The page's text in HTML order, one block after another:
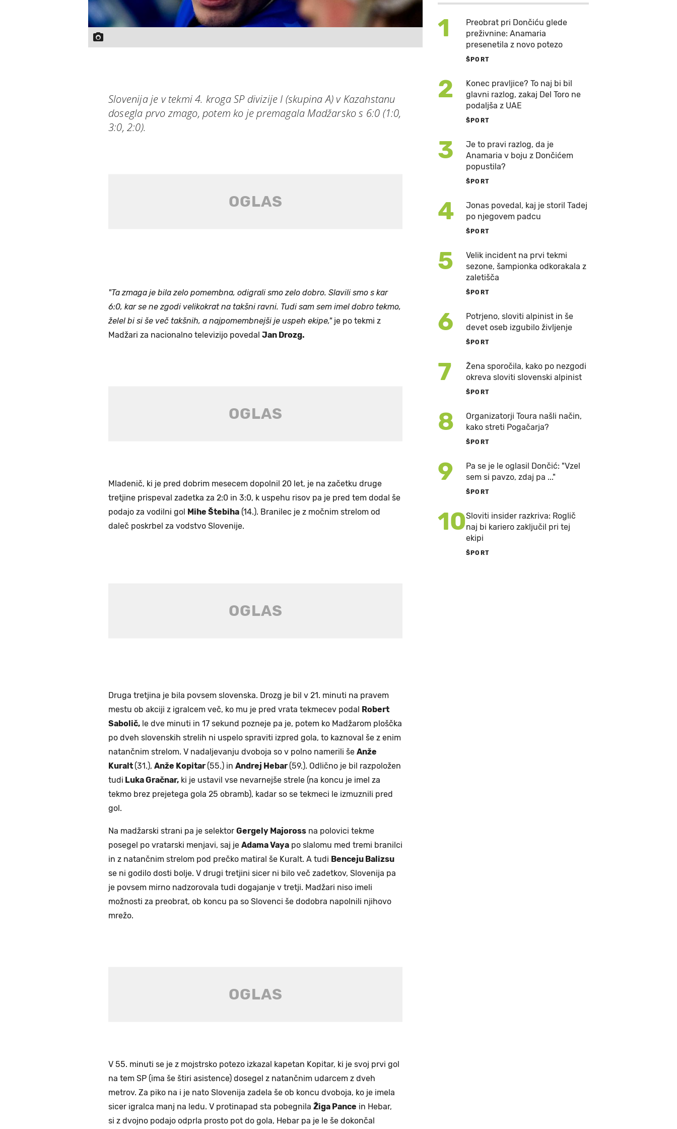
Slovenija je v tekmi 4. kroga SP divizije I (skupina A) v Kazahstanu
dosegla prvo zmago, potem ko je premagala Madžarsko s 6:0 (1:0,
3:0, 2:0).
"Ta zmaga je bila zelo pomembna, odigrali smo zelo dobro. Slavili smo s kar
6:0, kar se ne zgodi velikokrat na takšni ravni. Tudi sam sem imel dobro tekmo,
želel bi si še več takšnih, a najpomembnejši je uspeh ekipe,"je po tekmi z
Madžari za nacionalno televizijo povedal Jan Drozg.
Mladenič, ki je pred dobrim mesecem dopolnil 20 let, je na začetku druge
tretjine prispeval zadetka za 2:0 in 3:0, k uspehu risov pa je pred tem dodal še
podajo za vodilni gol Mihe Štebiha (14.). Branilec je z močnim strelom od
daleč poskrbel za vodstvo Slovenije.
Druga tretjina je bila povsem slovenska. Drozg je bil v 21. minuti na pravem
mestu ob akciji z igralcem več, ko mu je pred vrata tekmecev podal Robert
Sabolič, le dve minuti in 17 sekund pozneje pa je, potem ko Madžarom ploščka
po dveh slovenskih strelih ni uspelo spraviti izpred gola, to kaznoval še z enim
natančnim strelom. V nadaljevanju dvoboja so v polno namerili še Anže
Kuralt (31.), Anže Kopitar (55.) in Andrej Hebar (59.). Odlično je bil razpoložen
tudi Luka Gračnar, ki je ustavil vse nevarnejše strele (na koncu je imel za
tekmo brez prejetega gola 25 obramb), kadar so se tekmeci le izmuznili pred
gol.
Na madžarski strani pa je selektor Gergely Majoross na polovici tekme
posegel po vratarski menjavi, saj je Adama Vaya po slalomu med tremi branilci
in z natančnim strelom pod prečko matiral še Kuralt. A tudi Benceju Balizsu
se ni godilo dosti bolje. V drugi tretjini sicer ni bilo več zadetkov, Slovenija pa
je povsem mirno nadzorovala tudi dogajanje v tretji. Madžari niso imeli
možnosti za preobrat, ob koncu pa so Slovenci še dodobra napolnili njihovo
mrežo.
V 55. minuti se je z mojstrsko potezo izkazal kapetan Kopitar, ki je svoj prvi gol
na tem SP (ima še štiri asistence) dosegel z natančnim udarcem z dveh
metrov. Za piko na i je nato Slovenija zadela še ob koncu dvoboja, ko je imela
sicer igralca manj na ledu. V protinapad sta pobegnila Žiga Pance in Hebar,
si z dvojno podajo odprla prosto pot do gola, Hebar pa je le še dokončal
1
Preobrat pri Dončiću glede
preživnine: Anamaria
presenetila z novo potezo
ŠPORT
2
Konec pravljice? To naj bi bil
glavni razlog, zakaj Del Toro ne
podaljša z UAE
ŠPORT
3
Je to pravi razlog, da je
Anamaria v boju z Dončićem
popustila?
ŠPORT
4
Jonas povedal, kaj je storil Tadej
po njegovem padcu
ŠPORT
5
Velik incident na prvi tekmi
sezone, šampionka odkorakala z
zaletišča
ŠPORT
6
Potrjeno, sloviti alpinist in še
devet oseb izgubilo življenje
ŠPORT
7
Žena sporočila, kako po nezgodi
okreva sloviti slovenski alpinist
ŠPORT
8
Organizatorji Toura našli način,
kako streti Pogačarja?
ŠPORT
9
Pa se je le oglasil Dončić: "Vzel
sem si pavzo, zdaj pa ..."
ŠPORT
10Sloviti insider razkriva: Roglič
naj bi kariero zaključil pri tej
ekipi
ŠPORT